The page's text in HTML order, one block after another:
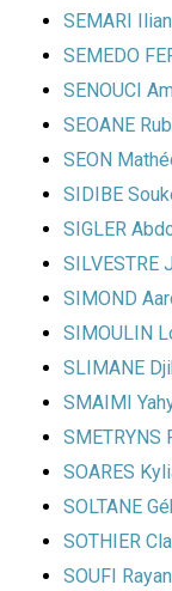
SEMARI
SEMEDO
SENOUCI
SEOANE
SEON
SIDIBE
SIGLER
SILVESTRE
SIMOND
SIMOULIN
SLIMANE
SMAIMI
SMETRYNS
SOARES
SOLTANE
SOTHIER
SOUFI